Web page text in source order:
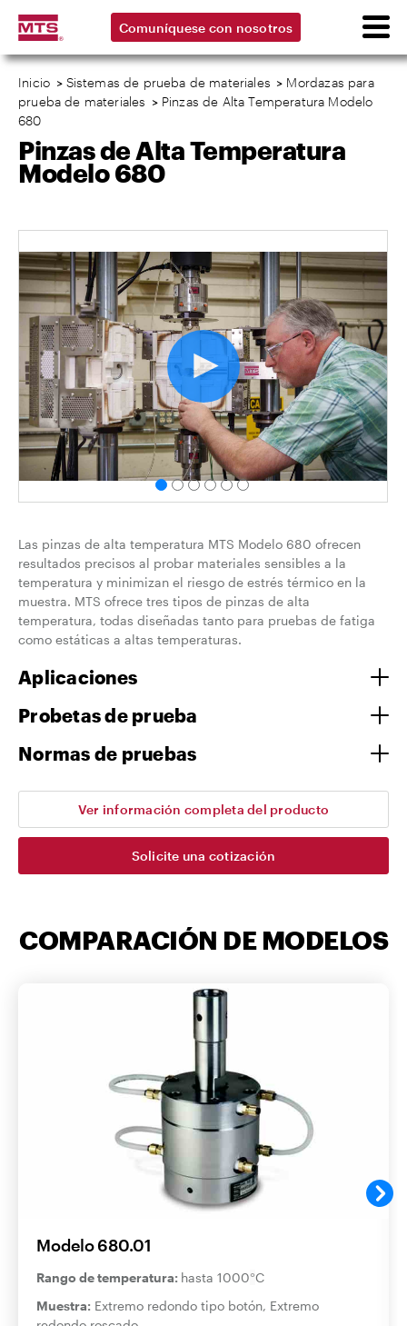
Comuníquese con nosotros
Inicio > Sistemas de prueba de materiales > Mordazas para
prueba de materiales > Pinzas de Alta Temperatura Modelo
680
Pinzas de Alta Temperatura
Modelo 680
Las pinzas de alta temperatura MTS Modelo 680 ofrecen
resultados precisos al probar materiales sensibles a la
temperatura y minimizan el riesgo de estrés térmico en la
muestra. MTS ofrece tres tipos de pinzas de alta
temperatura, todas diseñadas tanto para pruebas de fatiga
como estáticas a altas temperaturas.
Aplicaciones
Probetas de prueba
Normas de pruebas
Ver información completa del producto
Solicite una cotización
COMPARACIÓN DE MODELOS
Modelo 680.01
Rango de temperatura: hasta 1000°C
Muestra: Extremo redondo tipo botón, Extremo